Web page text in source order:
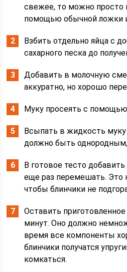
свежее, то можно просто
помощью обычной ложки
Взбить отдельно яйца с
сахарного песка до
Добавить в молочную
аккуратно, но хорошо
Муку просеять с помощью
Всыпать в жидкость
должно быть однородным,
В готовое тесто
еще раз перемешать. Это
чтобы блинчики не
Оставить
минут. Оно должно
время все компоненты
блинчики получатся
комкаться.